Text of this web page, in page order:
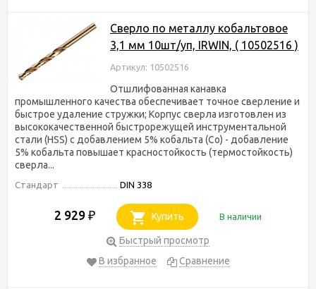
Сверло по металлу кобальтовое
3,1 мм 10шт/уп, IRWIN, ( 10502516 )
Артикул: 10502516
Отшлифованная канавка
промышленного качества обеспечивает точное сверление и
быстрое удаление стружки; Корпус сверла изготовлен из
высококачественной быстрорежущей инструментальной
стали (HSS) с добавлением 5% кобальта (Co) - добавление
5% кобальта повышает красностойкость (термостойкость)
сверла...
Стандарт DIN 338
2 929 ₽ Купить В наличии
Быстрый просмотр
В избранное
Сравнение